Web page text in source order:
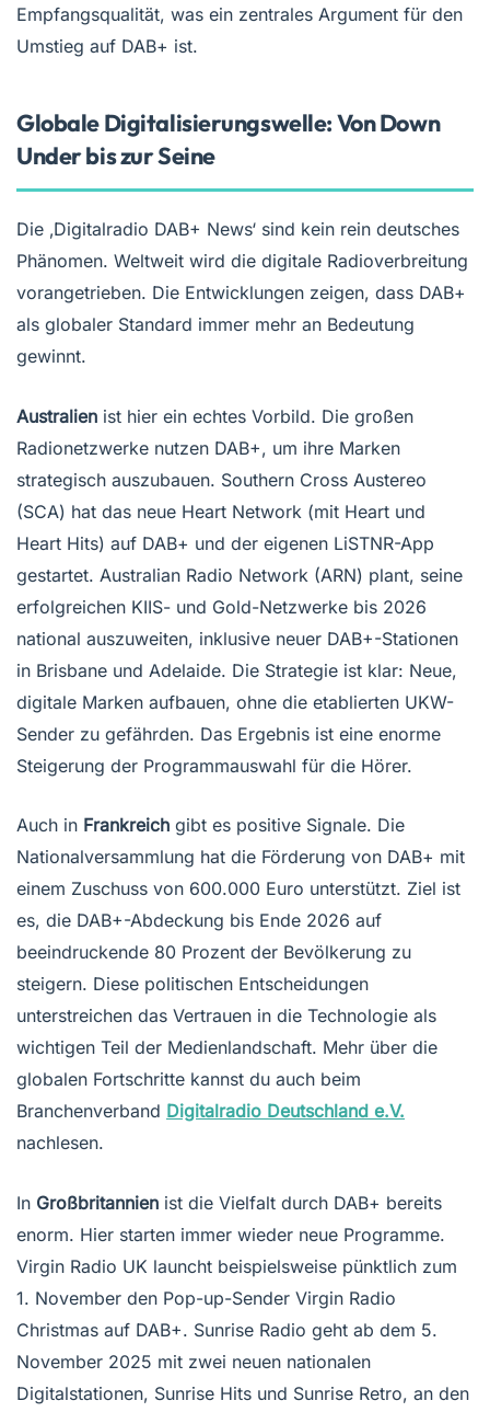
Empfangsqualität, was ein zentrales Argument für den
Umstieg auf DAB+ ist.
Globale Digitalisierungswelle: Von Down
Under bis zur Seine
Die ‚Digitalradio DAB+ News‘ sind kein rein deutsches
Phänomen. Weltweit wird die digitale Radioverbreitung
vorangetrieben. Die Entwicklungen zeigen, dass DAB+
als globaler Standard immer mehr an Bedeutung
gewinnt.
Australien ist hier ein echtes Vorbild. Die großen
Radionetzwerke nutzen DAB+, um ihre Marken
strategisch auszubauen. Southern Cross Austereo
(SCA) hat das neue Heart Network (mit Heart und
Heart Hits) auf DAB+ und der eigenen LiSTNR-App
gestartet. Australian Radio Network (ARN) plant, seine
erfolgreichen KIIS- und Gold-Netzwerke bis 2026
national auszuweiten, inklusive neuer DAB+-Stationen
in Brisbane und Adelaide. Die Strategie ist klar: Neue,
digitale Marken aufbauen, ohne die etablierten UKW-
Sender zu gefährden. Das Ergebnis ist eine enorme
Steigerung der Programmauswahl für die Hörer.
Auch in Frankreich gibt es positive Signale. Die
Nationalversammlung hat die Förderung von DAB+ mit
einem Zuschuss von 600.000 Euro unterstützt. Ziel ist
es, die DAB+-Abdeckung bis Ende 2026 auf
beeindruckende 80 Prozent der Bevölkerung zu
steigern. Diese politischen Entscheidungen
unterstreichen das Vertrauen in die Technologie als
wichtigen Teil der Medienlandschaft. Mehr über die
globalen Fortschritte kannst du auch beim
Branchenverband Digitalradio Deutschland e.V.
nachlesen.
In Großbritannien ist die Vielfalt durch DAB+ bereits
enorm. Hier starten immer wieder neue Programme.
Virgin Radio UK launcht beispielsweise pünktlich zum
1. November den Pop-up-Sender Virgin Radio
Christmas auf DAB+. Sunrise Radio geht ab dem 5.
November 2025 mit zwei neuen nationalen
Digitalstationen, Sunrise Hits und Sunrise Retro, an den